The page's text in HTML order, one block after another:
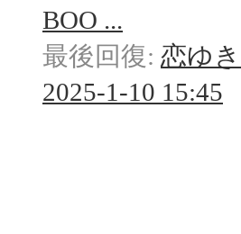
BOO ...
最後回復: 恋ゆ
2025-1-10 15:45